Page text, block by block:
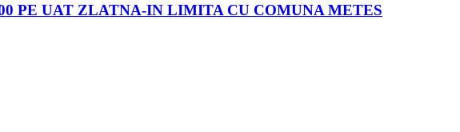
PE UAT ZLATNA-IN LIMITA CU COMUNA METES